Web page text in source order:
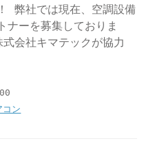
弊社では現在、空調設備
ナーを募集しておりま
会社キマテックが協力
コン